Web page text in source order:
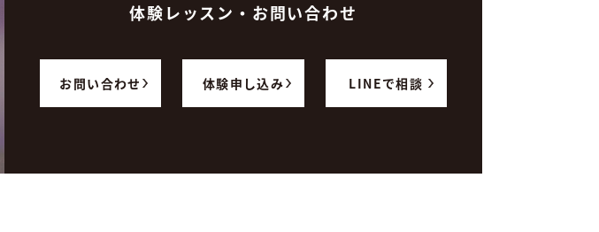
体験レッスン・お問い合わせ
お問い合わせ 体験申し込み LINEで相談